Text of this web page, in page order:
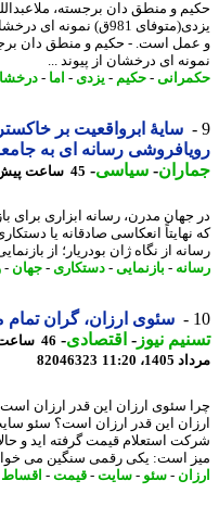
و منطق دان برجسته، ملاعبدالله
یزدی(متوفای 981ق) نمونه ای
ای درخشان از پیوند ...
- حکیم-یزدی-اما - درخشان-
سایهٔ ابرواقعیت بر خاکستر
رسانه ای به جامعهٔ
- سیاسی-45 ساعت پیش - شنبه 17 مرداد 1405، 12:35
انعکاسی صادقانه یا دستکاری
از نگاه ژان بودریار؛ از بازنمایی ...
-بازنمایی-دستکاری- جهان-
سئوی ارزان، گران تمام
نیوز-اقتصادی-
11:20
82046323
سئوی ارزان این قدر ارزان است؟ -
این قدر ارزان است؟ سئو سایت
استعلام قیمت گرفته اید و حالا
است: یکی رقمی سنگین می خواهد و
- سئو -سایت-قیمت-اقساط-